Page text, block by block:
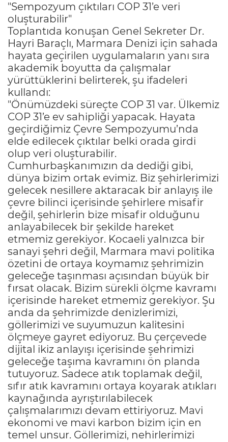
"Sempozyum çıktıları COP 31’e veri
oluşturabilir"
Toplantıda konuşan Genel Sekreter Dr.
Hayri Baraçlı, Marmara Denizi için sahada
hayata geçirilen uygulamaların yanı sıra
akademik boyutta da çalışmalar
yürüttüklerini belirterek, şu ifadeleri
kullandı:
"Önümüzdeki süreçte COP 31 var. Ülkemiz
COP 31’e ev sahipliği yapacak. Hayata
geçirdiğimiz Çevre Sempozyumu’nda
elde edilecek çıktılar belki orada girdi
olup veri oluşturabilir.
Cumhurbaşkanımızın da dediği gibi,
dünya bizim ortak evimiz. Biz şehirlerimizi
gelecek nesillere aktaracak bir anlayış ile
çevre bilinci içerisinde şehirlere misafir
değil, şehirlerin bize misafir olduğunu
anlayabilecek bir şekilde hareket
etmemiz gerekiyor. Kocaeli yalnızca bir
sanayi şehri değil, Marmara mavi politika
özetini de ortaya koymamız şehrimizin
geleceğe taşınması açısından büyük bir
fırsat olacak. Bizim sürekli ölçme kavramı
içerisinde hareket etmemiz gerekiyor. Şu
anda da şehrimizde denizlerimizi,
göllerimizi ve suyumuzun kalitesini
ölçmeye gayret ediyoruz. Bu çerçevede
dijital ikiz anlayışı içerisinde şehrimizi
geleceğe taşıma kavramını ön planda
tutuyoruz. Sadece atık toplamak değil,
sıfır atık kavramını ortaya koyarak atıkları
kaynağında ayrıştırılabilecek
çalışmalarımızı devam ettiriyoruz. Mavi
ekonomi ve mavi karbon bizim için en
temel unsur. Göllerimizi, nehirlerimizi